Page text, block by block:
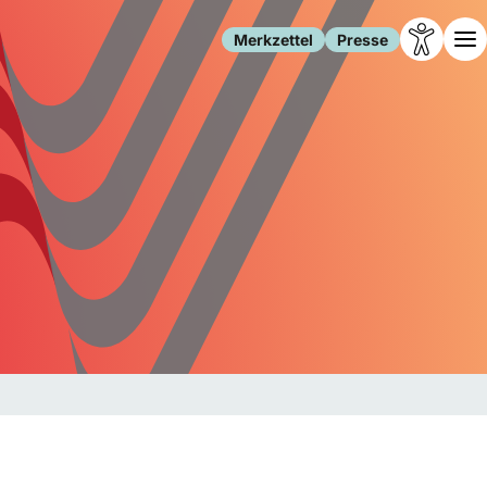
Merkzettel Presse
Leben
Familie
Freizeit
Gesundheit
Internet
Gesellschaft
Forschung
Migration
Polizei